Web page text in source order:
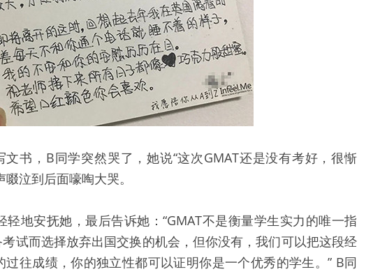
书，B同学突然哭了，她说“这次GMAT还是没有考好，很惭
泣到后面嚎啕大哭。
地安抚她，最后告诉她：“GMAT不是衡量学生实力的唯一指
试而选择放弃出国交换的机会，但你没有，我们可以把这段经
往成绩，你的独立性都可以证明你是一个优秀的学生。” B同